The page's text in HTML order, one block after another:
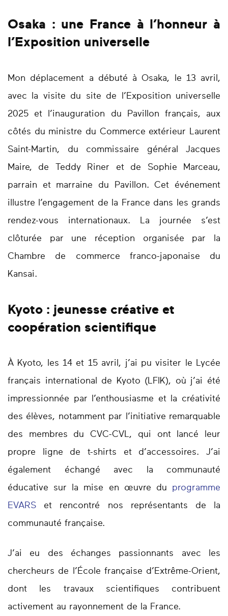
Osaka : une France à l’honneur à
l’Exposition universelle
Mon déplacement a débuté à Osaka, le 13 avril,
avec la visite du site de l’Exposition universelle
2025 et l’inauguration du Pavillon français, aux
côtés du ministre du Commerce extérieur Laurent
Saint-Martin, du commissaire général Jacques
Maire, de Teddy Riner et de Sophie Marceau,
parrain et marraine du Pavillon. Cet événement
illustre l’engagement de la France dans les grands
rendez-vous internationaux. La journée s’est
clôturée par une réception organisée par la
Chambre de commerce franco-japonaise du
Kansai.
Kyoto : jeunesse créative et
coopération scientifique
À Kyoto, les 14 et 15 avril, j’ai pu visiter le Lycée
français international de Kyoto (LFIK), où j’ai été
impressionnée par l’enthousiasme et la créativité
des élèves, notamment par l’initiative remarquable
des membres du CVC-CVL, qui ont lancé leur
propre ligne de t-shirts et d’accessoires. J’ai
également échangé avec la communauté
éducative sur la mise en œuvre du programme
EVARS et rencontré nos représentants de la
communauté française.
J’ai eu des échanges passionnants avec les
chercheurs de l’École française d’Extrême-Orient,
dont les travaux scientifiques contribuent
activement au rayonnement de la France.